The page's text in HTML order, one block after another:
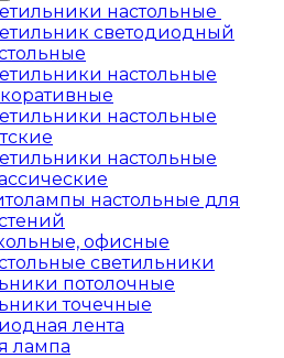
настольные
светодиодный
настольные
настольные
настольные
настольные для
офисные
светильники
потолочные
точечные
лента
лампа